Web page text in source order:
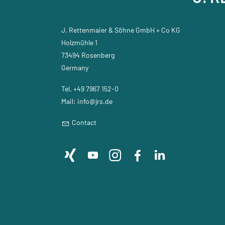
J. Rettenmaier & Söhne GmbH + Co KG
Holzmühle 1
73494 Rosenberg
Germany
Tel. +49 7967 152-0
Mail: info@jrs.de
Contact